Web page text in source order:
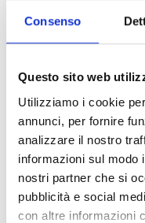
Consenso
Questo sito web
Utilizziamo i cookie
annunci, per fornire
analizzare il nostro
informazioni sul modo
nostri partner che si
pubblicità e social
con altre informazioni
con show cooking.
Le famiglie possono
l’atmosfera per i
DJ set.
Programma alla
INFO
San
0571.42745
Website | E-mail